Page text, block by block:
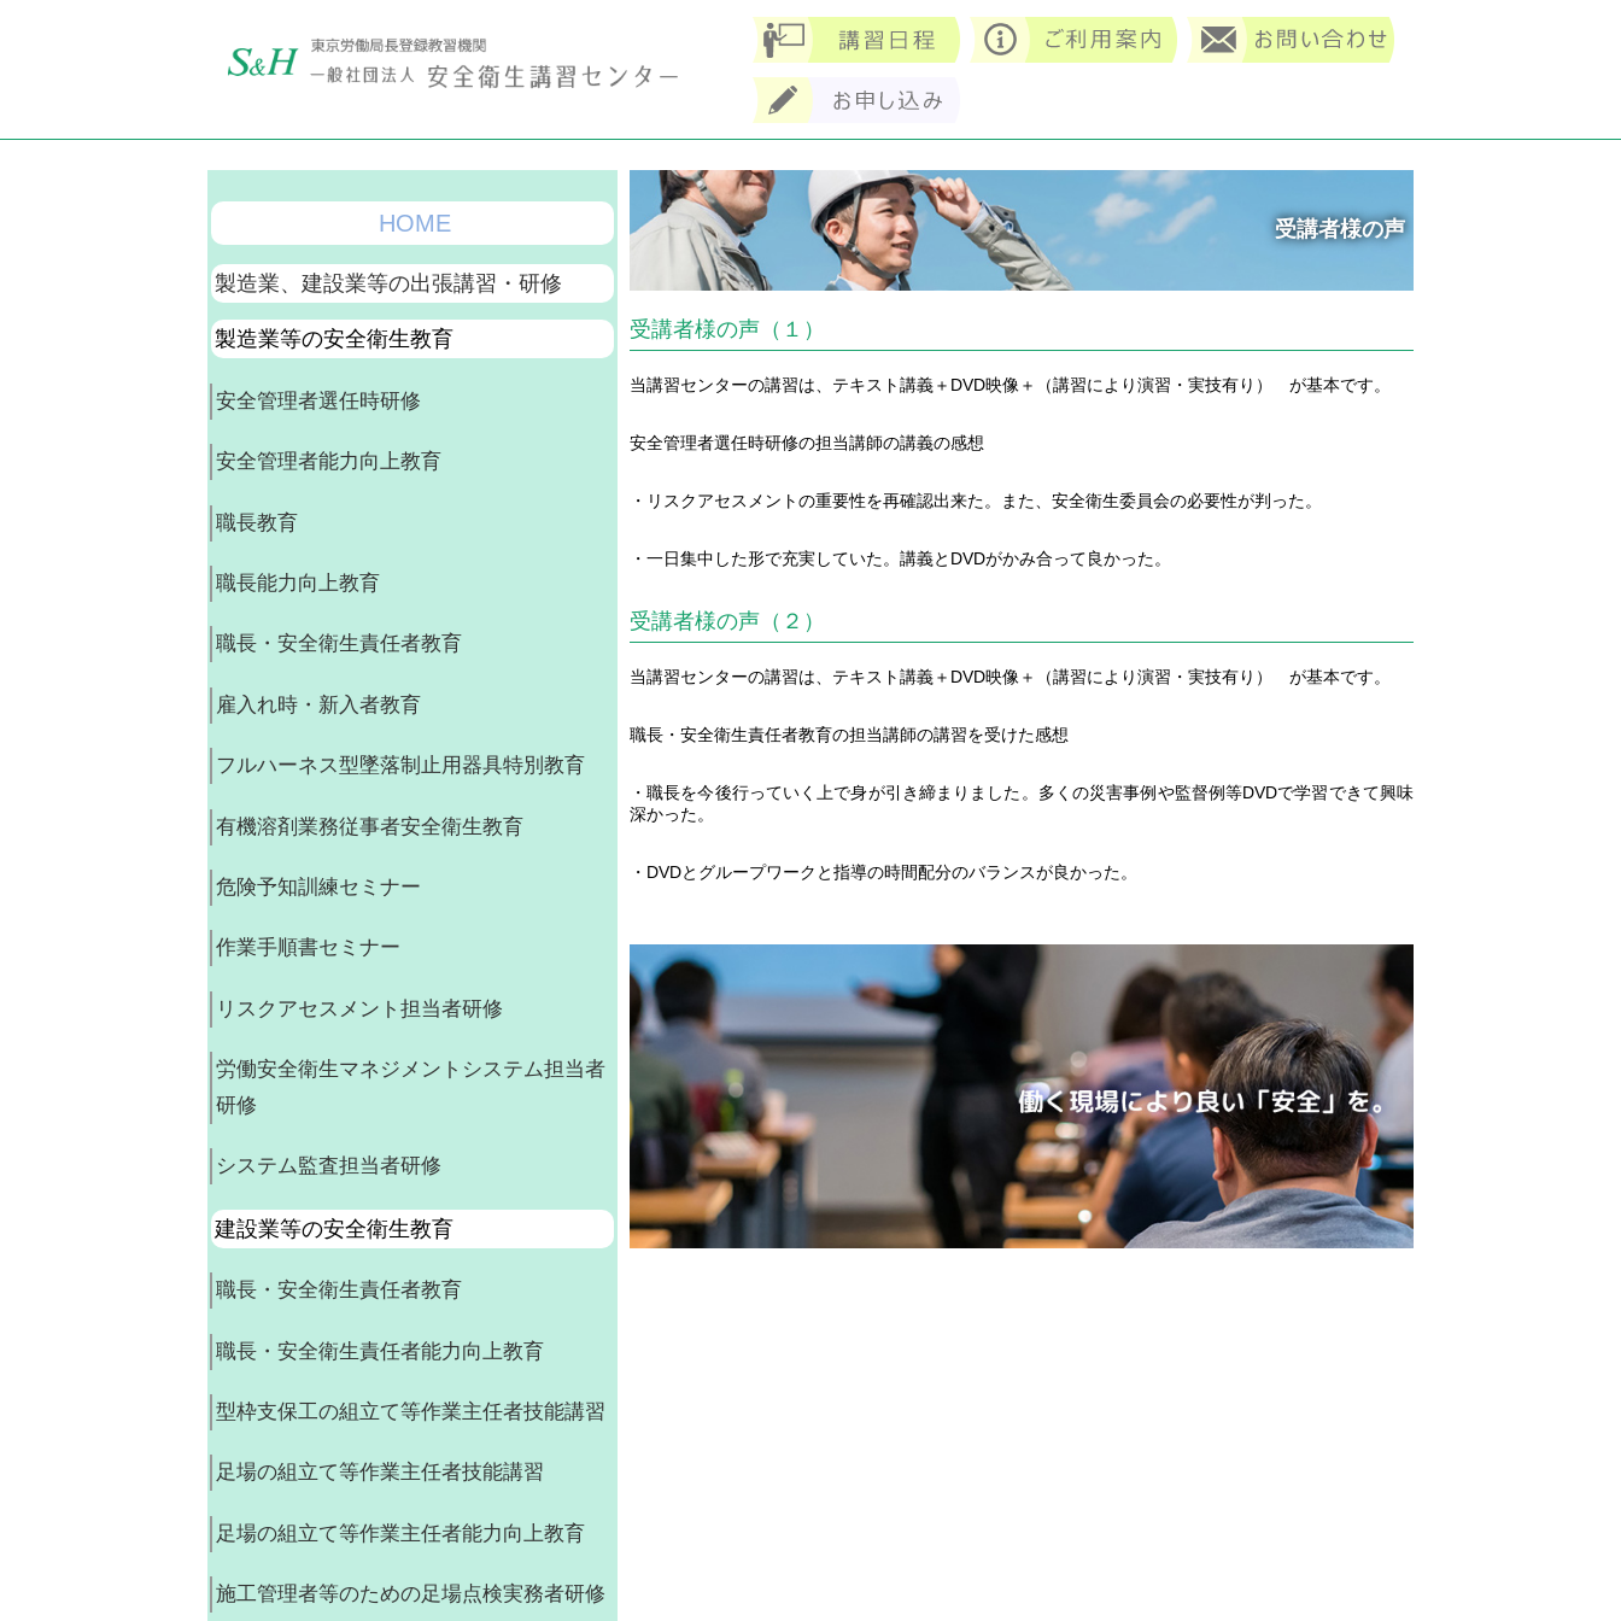
受講者様の声
受講者様の声（１）
当講習センターの講習は、テキスト講義＋DVD映像＋（講習により演習・実技有り） が基本です。
安全管理者選任時研修の担当講師の講義の感想
・リスクアセスメントの重要性を再確認出来た。また、安全衛生委員会の必要性が判った。
・一日集中した形で充実していた。講義とDVDがかみ合って良かった。
受講者様の声（２）
当講習センターの講習は、テキスト講義＋DVD映像＋（講習により演習・実技有り） が基本です。
職長・安全衛生責任者教育の担当講師の講習を受けた感想
・職長を今後行っていく上で身が引き締まりました。多くの災害事例や監督例等DVDで学習できて興味
深かった。
・DVDとグループワークと指導の時間配分のバランスが良かった。
HOME
製造業、建設業等の出張講習・研修
製造業等の安全衛生教育
安全管理者選任時研修
安全管理者能力向上教育
職長教育
職長能力向上教育
職長・安全衛生責任者教育
雇入れ時・新入者教育
フルハーネス型墜落制止用器具特別教育
有機溶剤業務従事者安全衛生教育
危険予知訓練セミナー
作業手順書セミナー
リスクアセスメント担当者研修
労働安全衛生マネジメントシステム担当者
研修
システム監査担当者研修
建設業等の安全衛生教育
職長・安全衛生責任者教育
職長・安全衛生責任者能力向上教育
型枠支保工の組立て等作業主任者技能講習
足場の組立て等作業主任者技能講習
足場の組立て等作業主任者能力向上教育
施工管理者等のための足場点検実務者研修